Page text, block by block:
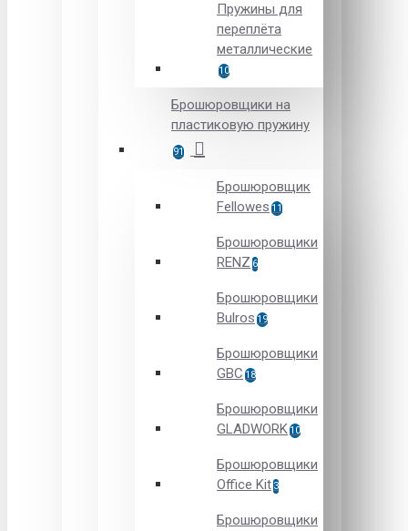
Пружины для
переплёта
металлические
10
Брошюровщики на
пластиковую пружину
91
Брошюровщик
Fellowes 11
Брошюровщики
RENZ 6
Брошюровщики
Bulros 19
Брошюровщики
GBC 18
Брошюровщики
GLADWORK10
Брошюровщики
Office Kit 3
Брошюровщики